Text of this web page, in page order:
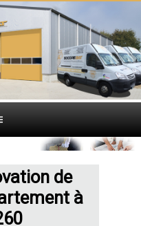
de
à